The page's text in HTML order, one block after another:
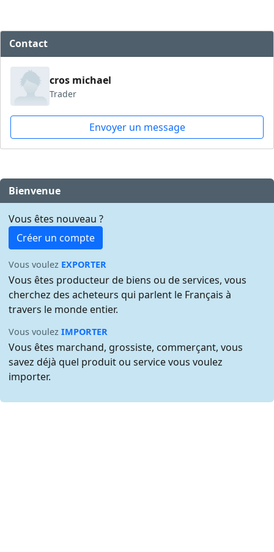
Contact
cros michael
Trader
Envoyer un message
Bienvenue
Vous êtes nouveau ?
Créer un compte
Vous voulez EXPORTER
Vous êtes producteur de biens ou de services, vous
cherchez des acheteurs qui parlent le Français à
travers le monde entier.
Vous voulezIMPORTER
Vous êtes marchand, grossiste, commerçant, vous
savez déjà quel produit ou service vous voulez
importer.